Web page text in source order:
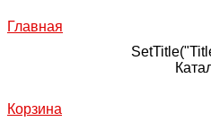
Главная
Корзина